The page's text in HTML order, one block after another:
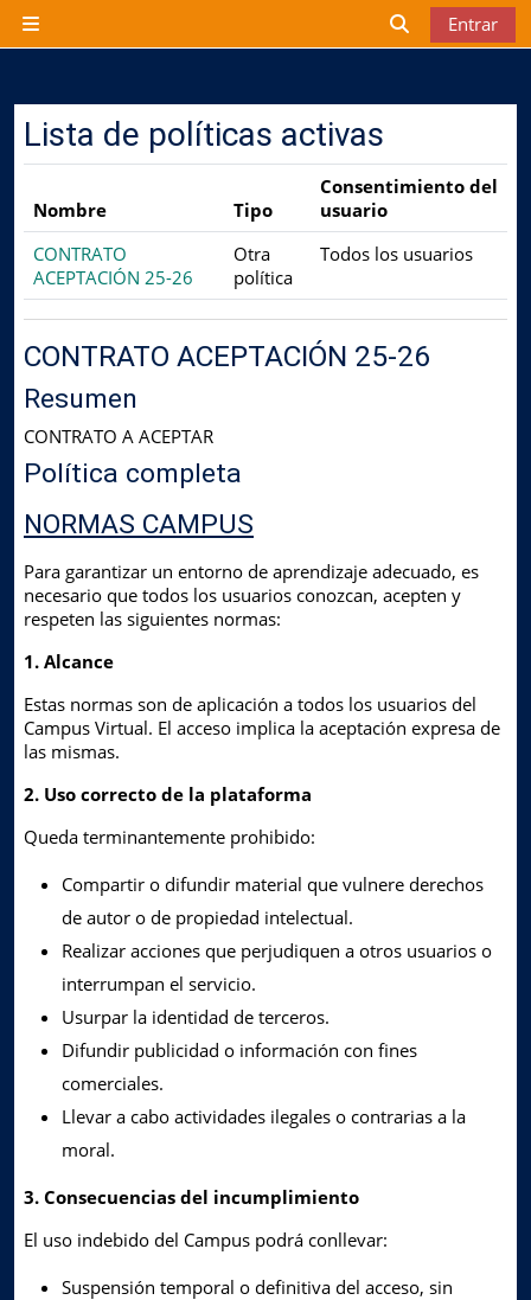
Salta al contenido principal
Panel lateral
Selector de
Entrar
Lista de políticas activas
Nombre Tipo
Consentimiento del
usuario
CONTRATO
ACEPTACIÓN 25-26
Otra
política
Todos los usuarios
CONTRATO ACEPTACIÓN 25-26
Resumen
CONTRATO A ACEPTAR
Política completa
NORMAS CAMPUS
Para garantizar un entorno de aprendizaje adecuado, es
necesario que todos los usuarios conozcan, acepten y
respeten las siguientes normas:
1. Alcance
Estas normas son de aplicación a todos los usuarios del
Campus Virtual. El acceso implica la aceptación expresa de
las mismas.
2. Uso correcto de la plataforma
Queda terminantemente prohibido:
Compartir o difundir material que vulnere derechos
de autor o de propiedad intelectual.
Realizar acciones que perjudiquen a otros usuarios o
interrumpan el servicio.
Usurpar la identidad de terceros.
Difundir publicidad o información con fines
comerciales.
Llevar a cabo actividades ilegales o contrarias a la
moral.
3. Consecuencias del incumplimiento
El uso indebido del Campus podrá conllevar:
Suspensión temporal o definitiva del acceso, sin